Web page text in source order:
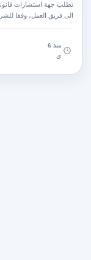
تطلب جهة استشارات
الى فريق العمل، وفقا
منذ 6
ي